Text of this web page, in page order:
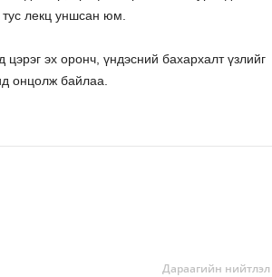
лекц уншсан юм.
эх оронч, үндэсний бахархалт үзлийг
онцолж байлаа.
Дараагийн нийтлэл